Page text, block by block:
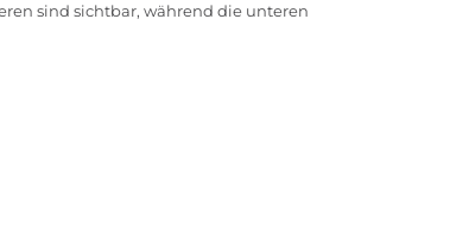
sind sichtbar, während die unteren